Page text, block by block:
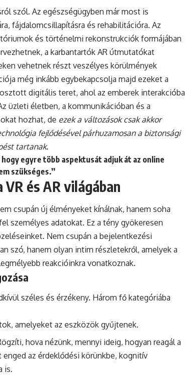
szól. Az egészségügyben már most is
fájdalomcsillapításra és rehabilitációra. Az
és történelmi rekonstrukciók formájában
a karbantartók AR útmutatókat
vehetnek részt veszélyes körülmények
még inkább egybekapcsolja majd ezeket a
digitális teret, ahol az emberek interakcióba
üzleti életben, a kommunikációban és a
hozhat, de ezek a változások csak akkor
fejlődésével párhuzamosan a biztonsági
tartanak.
egyre több aspektusát adjuk át az online
szükséges.”
és AR világában
csupán új élményeket kínálnak, hanem soha
személyes adatokat. Ez a tény gyökeresen
Nem csupán a bejelentkezési
szó, hanem olyan intim részletekről, amelyek a
reakcióinkra vonatkoznak.
széles és érzékeny. Három fő kategóriába
amelyeket az eszközök gyűjtenek.
hova nézünk, mennyi ideig, hogyan reagál a
az érdeklődési körünkbe, kognitív
is.